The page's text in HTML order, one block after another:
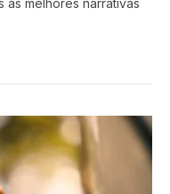
melhores narrativas